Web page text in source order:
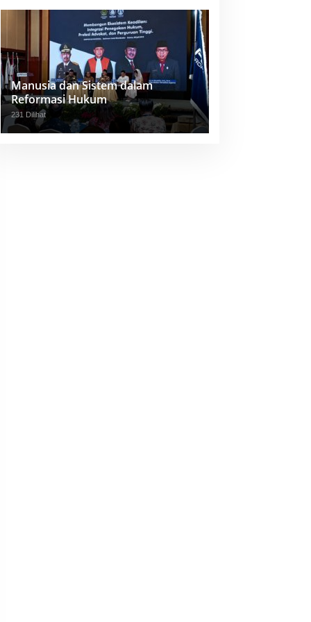
Manusia dan Sistem dalam
Reformasi Hukum
231 Dilihat